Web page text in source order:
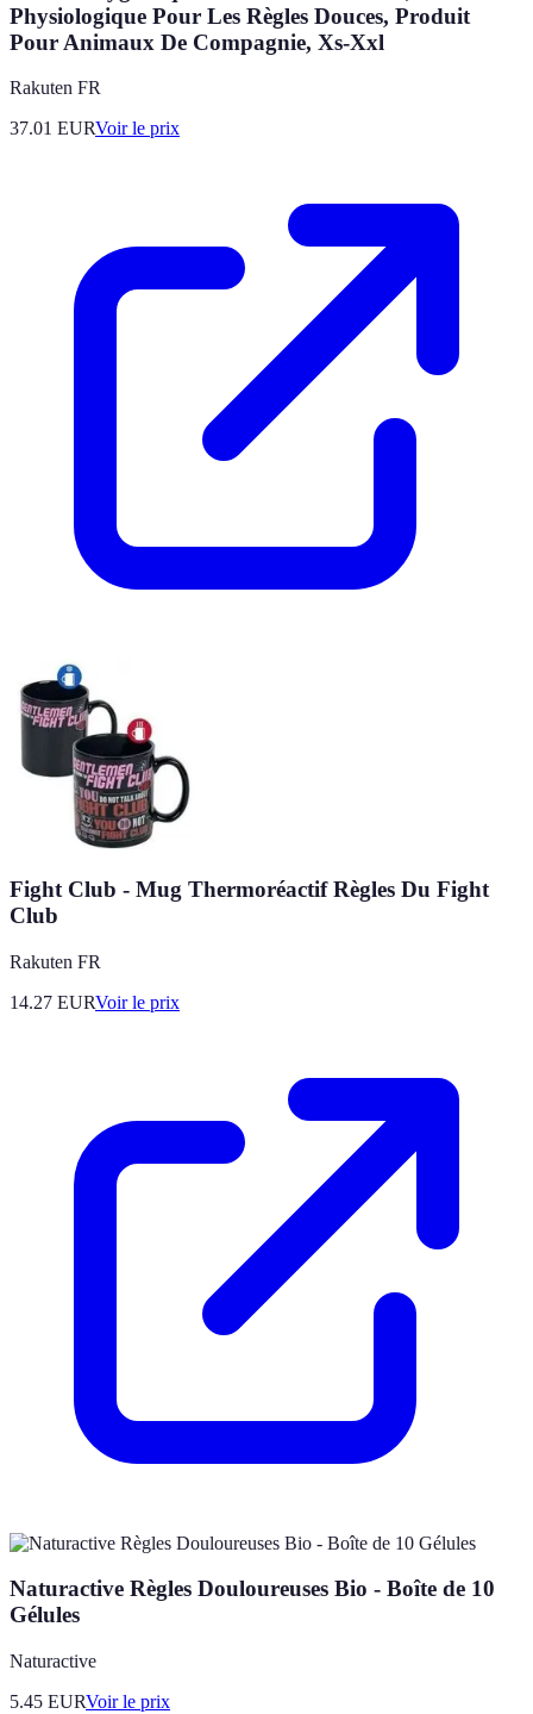
Physiologique Pour Les Règles Douces, Produit
Pour Animaux De Compagnie, Xs-Xxl
Rakuten FR
37.01 EURVoir le prix
Fight Club - Mug Thermoréactif Règles Du Fight
Club
Rakuten FR
14.27 EURVoir le prix
Naturactive Règles Douloureuses Bio - Boîte de 10
Gélules
Naturactive
5.45 EURVoir le prix